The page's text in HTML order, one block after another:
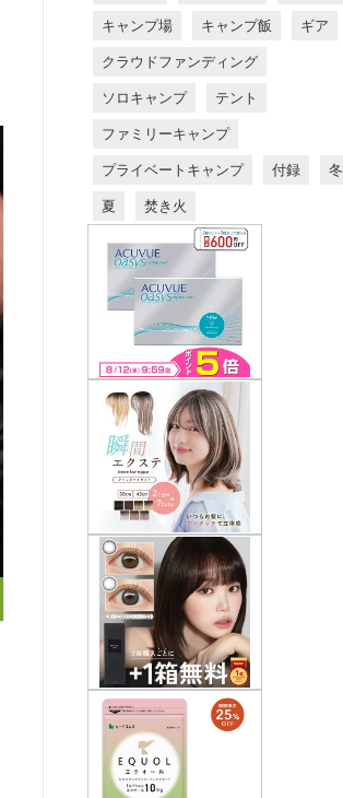
キャンプ場 キャンプ飯 ギア
クラウドファンディング
ソロキャンプ テント
ファミリーキャンプ
プライベートキャンプ 付録 冬
夏 焚き火